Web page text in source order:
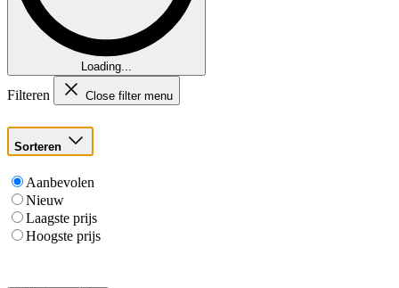
Loading...
Filteren Close filter menu
Sorteren
Aanbevolen
Nieuw
Laagste prijs
Hoogste prijs